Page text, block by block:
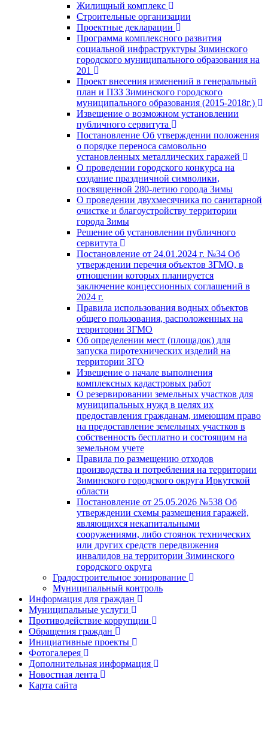
Жилищный комплекс
Строительные организации
Проектные декларации
Программа комплексного развития
социальной инфраструктуры Зиминского
городского муниципального образования на
201
Проект внесения изменений в генеральный
план и ПЗЗ Зиминского городского
муниципального образования (2015-2018г.)
Извещение о возможном установлении
публичного сервитута
Постановление Об утверждении положения
о порядке переноса самовольно
установленных металлических гаражей
О проведении городского конкурса на
создание праздничной символики,
посвященной 280-летию города Зимы
О проведении двухмесячника по санитарной
очистке и благоустройству территории
города Зимы
Решение об установлении публичного
сервитута
Постановление от 24.01.2024 г. №34 Об
утверждении перечня объектов ЗГМО, в
отношении которых планируется
заключение концессионных соглашений в
2024 г.
Правила использования водных объектов
общего пользования, расположенных на
территории ЗГМО
Об определении мест (площадок) для
запуска пиротехнических изделий на
территории ЗГО
Извещение о начале выполнения
комплексных кадастровых работ
О резервировании земельных участков для
муниципальных нужд в целях их
предоставления гражданам, имеющим право
на предоставление земельных участков в
собственность бесплатно и состоящим на
земельном учете
Правила по размещению отходов
производства и потребления на территории
Зиминского городского округа Иркутской
области
Постановление от 25.05.2026 №538 Об
утверждении схемы размещения гаражей,
являющихся некапитальными
сооружениями, либо стоянок технических
или других средств передвижения
инвалидов на территории Зиминского
городского округа
Градостроительное зонирование
Муниципальный контроль
Информация для граждан
Муниципальные услуги
Противодействие коррупции
Обращения граждан
Инициативные проекты
Фотогалерея
Дополнительная информация
Новостная лента
Карта сайта